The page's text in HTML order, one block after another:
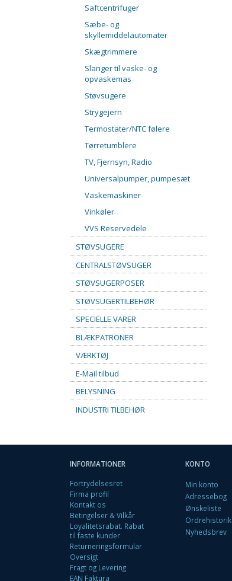
Saftcentrifuger
Sæbe- og
skyllemiddelautomater
Skægtrimmere
Slanger til vaske- og
opvaskemas
Støvsugere
Strygejern
Termostater/NTC følere
Tørretumblere
TV, Fjernsyn, Radio
Universalpumper, pumpesæt
Vaskemaskiner
Vinkøler
VVS Reservedele
STØVSUGERE
CENTRALSTØVSUGER
STØVSUGERPOSER
STØVSUGERTILBEHØR
SPECIELLE VARER
BLÆKPATRONER
VÆRKTØJ
E-Mail tilbud
BELYSNING
INDUSTRI TILBEHØR
INFORMATIONER
Fortrydelsesret
Firma profil
Kontakt os
Betingelser & Vilkår
Loyalitetsrabat. Rabat
til faste kunder
Returneringsformular
Oversigt
Fragt og Levering
EAN Faktura
KONTO
Min konto
Adressebog
Ønskeliste
Ordrehistorik
Nyhedsbrev